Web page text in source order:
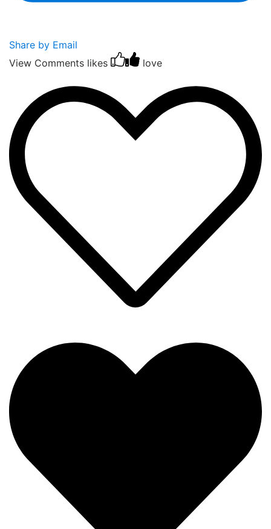
Share by Email
View Comments likes love